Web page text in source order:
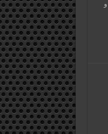
چرخه‌ی حیات پلی‌استیشن ۵ و ایکس‌باکس سری S و